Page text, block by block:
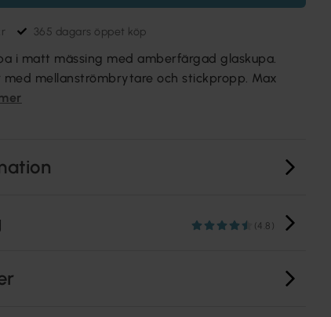
365 dagars öppet köp
i matt mässing med amberfärgad glaskupa.
mellanströmbrytare och stickpropp. Max
(4.8)